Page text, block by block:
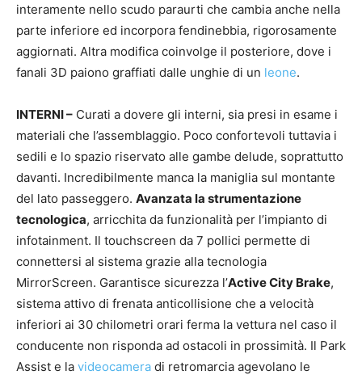
interamente nello scudo paraurti che cambia anche nella
parte inferiore ed incorpora fendinebbia, rigorosamente
aggiornati. Altra modifica coinvolge il posteriore, dove i
fanali 3D paiono graffiati dalle unghie di un leone.
INTERNI – Curati a dovere gli interni, sia presi in esame i
materiali che l’assemblaggio. Poco confortevoli tuttavia i
sedili e lo spazio riservato alle gambe delude, soprattutto
davanti. Incredibilmente manca la maniglia sul montante
del lato passeggero. Avanzata la strumentazione
tecnologica, arricchita da funzionalità per l’impianto di
infotainment. Il touchscreen da 7 pollici permette di
connettersi al sistema grazie alla tecnologia
MirrorScreen. Garantisce sicurezza l’Active City Brake,
sistema attivo di frenata anticollisione che a velocità
inferiori ai 30 chilometri orari ferma la vettura nel caso il
conducente non risponda ad ostacoli in prossimità. Il Park
Assist e la videocamera di retromarcia agevolano le